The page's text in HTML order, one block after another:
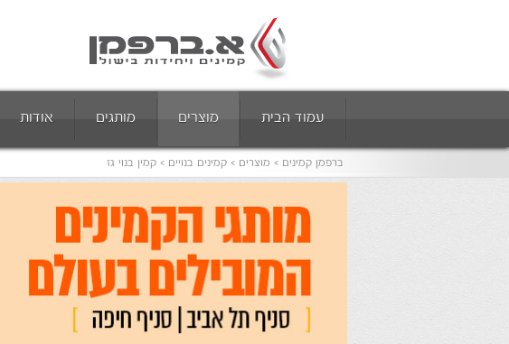
עמוד הבית מוצרים מותגים אודות
ברפמן קמינים מוצרים קמינים בנויים קמין בנוי גז